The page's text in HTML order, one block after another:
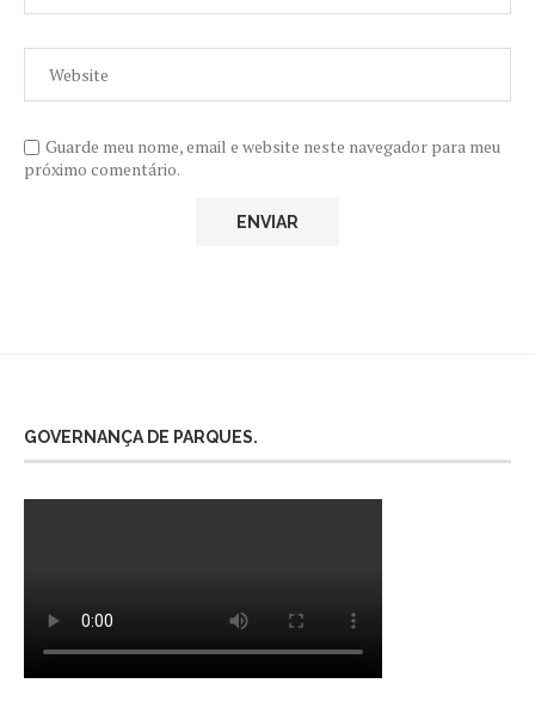
Guarde meu nome, email e website neste navegador para meu
próximo comentário.
GOVERNANÇA DE PARQUES.